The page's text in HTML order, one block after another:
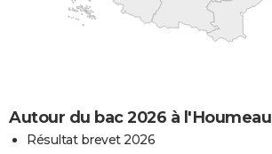
Autour du bac 2026 à l'Houmeau
Résultat brevet 2026